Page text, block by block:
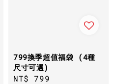
799換季超值福袋 (4種
尺寸可選)
Regular
NT$ 799